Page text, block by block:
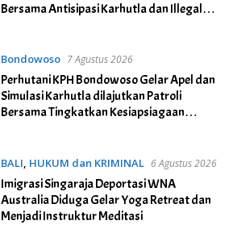
Bersama Antisipasi Karhutla dan Illegal
Bondowoso 7 Agustus 2026
Perhutani KPH Bondowoso Gelar Apel dan
Simulasi Karhutla dilajutkan Patroli
Bersama Tingkatkan Kesiapsiagaan
BALI, HUKUM dan KRIMINAL 6 Agustus 2026
Imigrasi Singaraja Deportasi WNA
Australia Diduga Gelar Yoga Retreat dan
Menjadi Instruktur Meditasi